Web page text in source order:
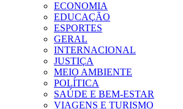
ECONOMIA
EDUCAÇÃO
ESPORTES
GERAL
INTERNACIONAL
JUSTIÇA
MEIO AMBIENTE
POLÍTICA
SAÚDE E BEM-ESTAR
VIAGENS E TURISMO